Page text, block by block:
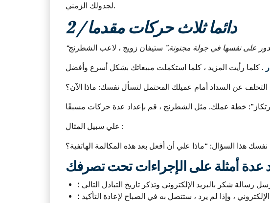
لجدولك الزمني.
2 / دائما ثلاث حركات مقدما
على نفسها في جولة مجنونة.” ستيفان زويج ، لاعب الشطرنج
عن السداد أمام عميلك المحتمل لتسأل نفسك: ماذا الآن؟
علي سبيل المثال :
رسالة شكر بالبريد الإلكتروني وتذكر تاريخ التبادل التالي ؛
، وإذا لم يرد ، ستتصل به في الصباح لإعادة التأكيد ؛